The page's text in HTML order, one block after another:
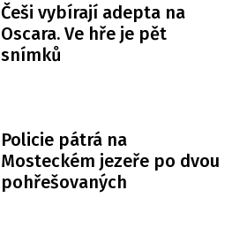
Češi vybírají adepta na
Oscara. Ve hře je pět
snímků
Policie pátrá na
Mosteckém jezeře po dvou
pohřešovaných